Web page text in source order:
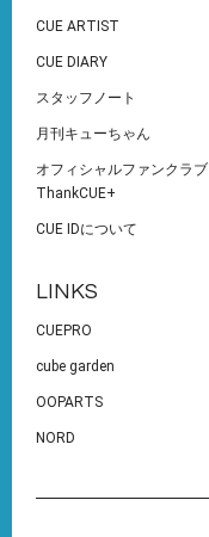
CUE ARTIST
CUE DIARY
スタッフノート
月刊キューちゃん
オフィシャルファンクラブ
ThankCUE+
CUE IDについて
LINKS
CUEPRO
cube garden
OOPARTS
NORD